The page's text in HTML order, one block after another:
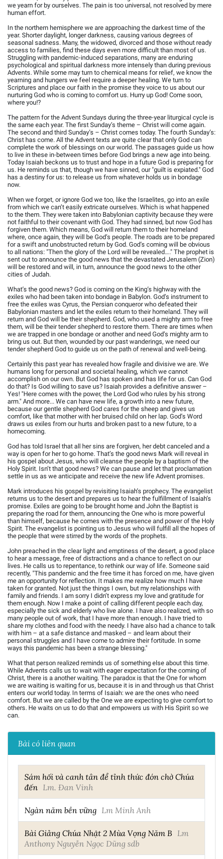
we yearn for by ourselves. The pain is too universal, not resolved by mere
human effort.
In the northern hemisphere we are approaching the darkest time of the
year. Shorter daylight, longer darkness, causing various degrees of
seasonal sadness. Many, the widowed, divorced and those without ready
access to families, find these days even more difficult than most of us.
Struggling with pandemic-induced separations, many are enduring
psychological and spiritual darkness more intensely than during previous
Advents. While some may turn to chemical means for relief, we know the
yearning and hungers we feel require a deeper healing. We turn to
Scriptures and place our faith in the promise they voice to us about our
nurturing God who is coming to comfort us. Hurry up God! Come soon,
where you!?
The pattern for the Advent Sundays during the three-year liturgical cycle is
the same each year. The first Sunday’s theme – Christ will come again.
The second and third Sunday’s – Christ comes today. The fourth Sunday’s:
Christ has come. All the Advent texts are quite clear that only God can
complete the work of blessings on our world. The passages guide us how
to live in these in-between times before God brings a new age into being.
Today Isaiah beckons us to trust and hope in a future God is preparing for
us. He reminds us that, though we have sinned, our "guilt is expiated." God
has a destiny for us: to release us from whatever holds us in bondage
now.
When we forget, or ignore God we too, like the Israelites, go into an exile
from which we can’t easily extricate ourselves. Which is what happened
to the them. They were taken into Babylonian captivity because they were
not faithful to their covenant with God. They had sinned, but now God has
forgiven them. Which means, God will return them to their homeland
where, once again, they will be God’s people. The roads are to be prepared
for a swift and unobstructed return by God. God’s coming will be obvious
to all nations: "Then the glory of the Lord will be revealed…." The prophet is
sent out to announce the good news that the devastated Jerusalem (Zion)
will be restored and will, in turn, announce the good news to the other
cities of Judah.
What’s the good news? God is coming on the King’s highway with the
exiles who had been taken into bondage in Babylon. God’s instrument to
free the exiles was Cyrus, the Persian conqueror who defeated their
Babylonian masters and let the exiles return to their homeland. They will
return and God will be their shepherd. God, who used a mighty arm to free
them, will be their tender shepherd to restore them. There are times when
we are trapped in one bondage or another and need God’s mighty arm to
bring us out. But then, wounded by our past wanderings, we need our
tender shepherd God to guide us on the path of renewal and well-being.
Certainly this past year has revealed how fragile and divisive we are. We
humans long for personal and societal healing, which we cannot
accomplish on our own. But God has spoken and has life for us. Can God
do that? Is God willing to save us? Isaiah provides a definitive answer –
Yes! "Here comes with the power, the Lord God who rules by his strong
arm." And more... We can have new life, a growth into a new future,
because our gentle shepherd God cares for the sheep and gives us
comfort, like that mother with her bruised child on her lap. God’s Word
draws us exiles from our hurts and broken past to a new future, to a
homecoming.
God has told Israel that all her sins are forgiven, her debt canceled and a
way is open for her to go home. That’s the good news Mark will reveal in
his gospel about Jesus, who will cleanse the people by a baptism of the
Holy Spirit. Isn’t that good news? We can pause and let that proclamation
settle in us as we anticipate and receive the new life Advent promises.
Mark introduces his gospel by revisiting Isaiah’s prophecy. The evangelist
returns us to the desert and prepares us to hear the fulfillment of Isaiah’s
promise. Exiles are going to be brought home and John the Baptist is
preparing the road for them, announcing the One who is more powerful
than himself, because he comes with the presence and power of the Holy
Spirit. The evangelist is pointing us to Jesus who will fulfill all the hopes of
the people that were stirred by the words of the prophets.
John preached in the clear light and emptiness of the desert, a good place
to hear a message, free of distractions and a chance to reflect on our
lives. He calls us to repentance, to rethink our way of life. Someone said
recently, "This pandemic and the free time it has forced on me, have given
me an opportunity for reflection. It makes me realize how much I have
taken for granted. Not just the things I own, but my relationships with
family and friends. I am sorry I didn’t express my love and gratitude for
them enough. Now I make a point of calling different people each day,
especially the sick and elderly who live alone. I have also realized, with so
many people out of work, that I have more than enough. I have tried to
share my clothes and food with the needy. I have also had a chance to talk
with him – at a safe distance and masked – and learn about their
personal struggles and I have come to admire their fortitude. In some
ways this pandemic has been a strange blessing."
What that person realized reminds us of something else about this time.
While Advents calls us to wait with eager expectation for the coming of
Christ, there is a another waiting. The paradox is that the One for whom
we are waiting is waiting for us, because it is in and through us that Christ
enters our world today. In terms of Isaiah: we are the ones who need
comfort. But we are called by the One we are expecting to give comfort to
others. He waits on us to do that and empowers us with His Spirit so we
can.
Bài có liên quan
Sám hối và canh tân để tỉnh thức đón chờ Chúa
đến Lm. Đan Vinh
Ngàn năm bền vững Lm Minh Anh
Bài Giảng Chúa Nhật 2 Mùa Vọng Năm B Lm
Anthony Nguyễn Ngọc Dũng sdb